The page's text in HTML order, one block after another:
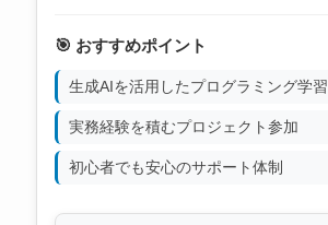
🎯 おすすめポイント
生成AIを活用したプログラミング学習
実務経験を積むプロジェクト参加
初心者でも安心のサポート体制